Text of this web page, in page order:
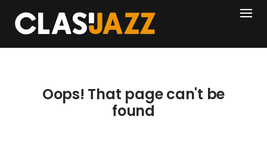
content
404
Oops! That page can't be
found